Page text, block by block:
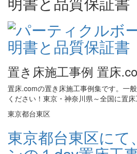
置き床施工事例 置床
置床.comの置き床施工事例集です。一
ください！東京・神奈川県～全国に置
東京都台東区
東京都台東区にて